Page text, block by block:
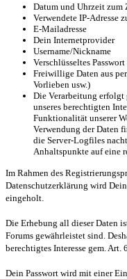
Datum und Uhrzeit zum
Verwendete IP-Adresse
E-Mailadresse
Dein Internetprovider
Username/Nickname
Verschlüsseltes Passwort
Freiwillige Daten aus
Vorlieben usw.)
Die Verarbeitung erfolgt
unseres berechtigten
Funktionalität unserer
Verwendung der Daten
die Server-Logfiles
Anhaltspunkte auf eine
Im Rahmen des
Datenschutzerklärung wird
eingeholt.
Die Erhebung all dieser Daten
Forums gewährleistet sind.
berechtigtes Interesse gem. Art.
Dein Passwort wird mit einer